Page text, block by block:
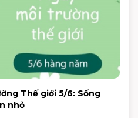
Thế giới 5/6: Sống
nhỏ